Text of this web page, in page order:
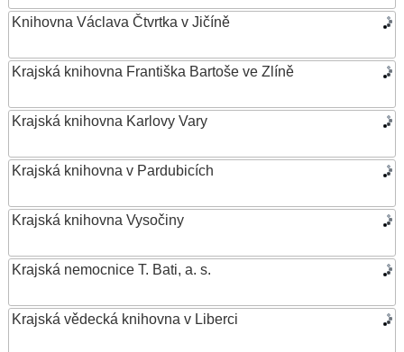
Knihovna Václava Čtvrtka v Jičíně
Krajská knihovna Františka Bartoše ve Zlíně
Krajská knihovna Karlovy Vary
Krajská knihovna v Pardubicích
Krajská knihovna Vysočiny
Krajská nemocnice T. Bati, a. s.
Krajská vědecká knihovna v Liberci